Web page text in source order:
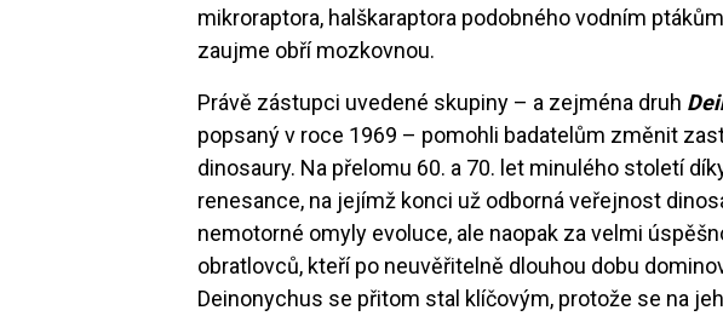
mikroraptora, halškaraptora podobného vodním
zaujme obří mozkovnou.
Právě zástupci uvedené skupiny – a zejména druh
popsaný v roce 1969 – pomohli badatelům změnit
dinosaury. Na přelomu 60. a 70. let minulého století
renesance, na jejímž konci už odborná veřejnost
nemotorné omyly evoluce, ale naopak za velmi
obratlovců, kteří po neuvěřitelně dlouhou dobu
Deinonychus se přitom stal klíčovým, protože se na